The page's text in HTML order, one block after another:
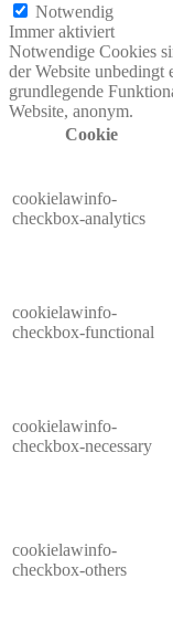
Notwendig
Immer aktiviert
Notwendige Cookies
der Website unbedingt
grundlegende
Website, anonym.
Cookie
cookielawinfo-
checkbox-analytics
cookielawinfo-
checkbox-functional
cookielawinfo-
checkbox-necessary
cookielawinfo-
checkbox-others